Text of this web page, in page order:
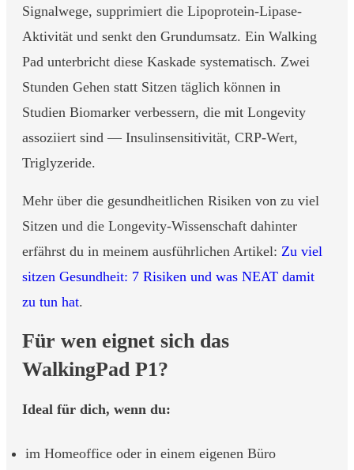
Signalwege, supprimiert die Lipoprotein-Lipase-
Aktivität und senkt den Grundumsatz. Ein Walking
Pad unterbricht diese Kaskade systematisch. Zwei
Stunden Gehen statt Sitzen täglich können in
Studien Biomarker verbessern, die mit Longevity
assoziiert sind — Insulinsensitivität, CRP-Wert,
Triglyzeride.
Mehr über die gesundheitlichen Risiken von zu viel
Sitzen und die Longevity-Wissenschaft dahinter
erfährst du in meinem ausführlichen Artikel: Zu viel
sitzen Gesundheit: 7 Risiken und was NEAT damit
zu tun hat.
Für wen eignet sich das
WalkingPad P1?
Ideal für dich, wenn du:
im Homeoffice oder in einem eigenen Büro